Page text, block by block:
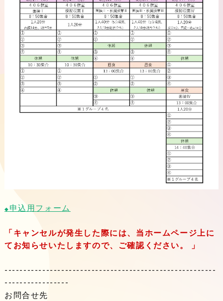
◆ 申込用フォーム
「キャンセルが発生した際には、当ホームページ上に
てお知らせいたしますので、ご確認ください。 」
--------------------------------------------------------
-----------------
お問合せ先